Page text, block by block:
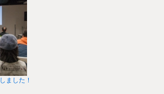
ました！